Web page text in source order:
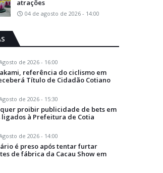
atrações
04 de agosto de 2026 - 14:00
de 2026 - 16:00
referência do ciclismo em
Título de Cidadão Cotiano
de 2026 - 15:30
proibir publicidade de bets em
ligados à Prefeitura de Cotia
de 2026 - 14:00
é preso após tentar furtar
de fábrica da Cacau Show em